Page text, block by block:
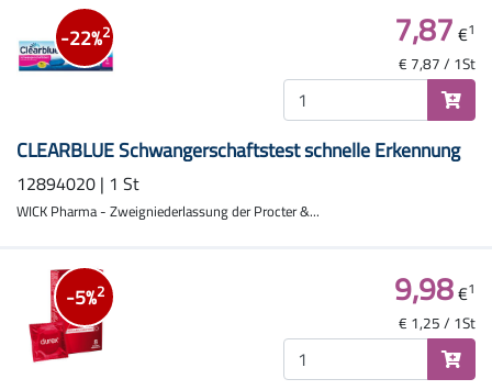
-22%2
CLEARBLUE Schwangerschaftstest schnelle Erkennung
12894020 | 1 St
WICK Pharma - Zweigniederlassung der Procter &...
7,87€1
€ 7,87 / 1St
-5%2 9,98€1
€ 1,25 / 1St